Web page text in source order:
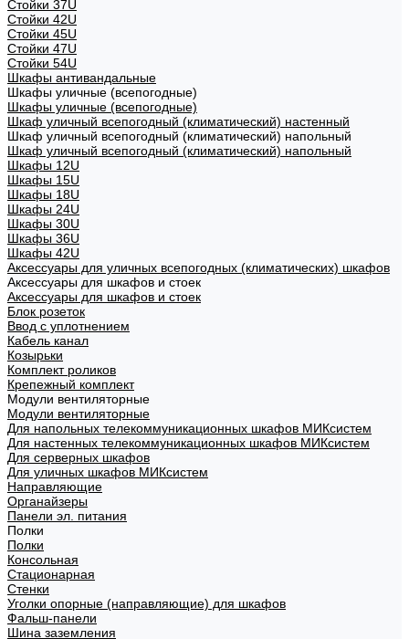
Стойки 37U
Стойки 42U
Стойки 45U
Стойки 47U
Стойки 54U
Шкафы антивандальные
Шкафы уличные (всепогодные)
Шкафы уличные (всепогодные)
Шкаф уличный всепогодный (климатический) настенный
Шкаф уличный всепогодный (климатический) напольный
Шкаф уличный всепогодный (климатический) напольный
Шкафы 12U
Шкафы 15U
Шкафы 18U
Шкафы 24U
Шкафы 30U
Шкафы 36U
Шкафы 42U
Аксессуары для уличных всепогодных (климатических) шкафов
Аксессуары для шкафов и стоек
Аксессуары для шкафов и стоек
Блок розеток
Ввод с уплотнением
Кабель канал
Козырьки
Комплект роликов
Крепежный комплект
Модули вентиляторные
Модули вентиляторные
Для напольных телекоммуникационных шкафов МИКсистем
Для настенных телекоммуникационных шкафов МИКсистем
Для серверных шкафов
Для уличных шкафов МИКсистем
Направляющие
Органайзеры
Панели эл. питания
Полки
Полки
Консольная
Стационарная
Стенки
Уголки опорные (направляющие) для шкафов
Фальш-панели
Шина заземления